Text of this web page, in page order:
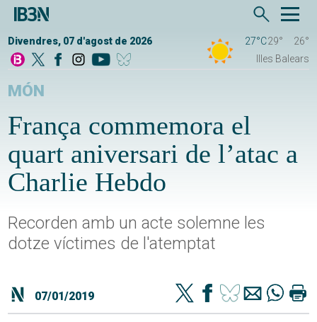
Divendres, 07 d'agost de 2026 27°C29°
26°
Illes Balears
MÓN
França commemora el
quart aniversari de l’atac a
Charlie Hebdo
Recorden amb un acte solemne les
dotze víctimes de l'atemptat
07/01/2019